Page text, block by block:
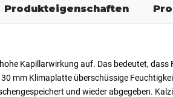
Produkteigenschaften
Kapillarwirkung auf. Das bedeutet,
mm Klimaplatte überschüssige
und wieder abgegeben.